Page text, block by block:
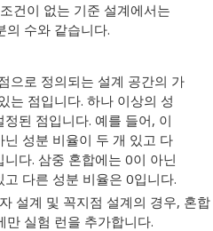
건이 없는 기준 설계에서는
의 수와 같습니다.
으로 정의되는 설계 공간의 가
는 점입니다. 하나 이상의 성
된 점입니다. 예를 들어, 이
성분 비율이 두 개 있고 다
다. 삼중 혼합에는 0이 아닌
다른 성분 비율은 0입니다.
설계 및 꼭지점 설계의 경우, 혼
만 실험 런을 추가합니다.